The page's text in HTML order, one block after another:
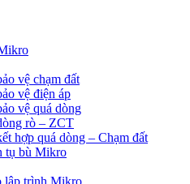
vệ chạm đất
vệ điện áp
vệ quá dòng
rò – ZCT
hợp quá dòng – Chạm đất
tụ bù Mikro
lập trình Mikro